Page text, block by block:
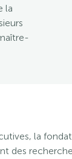
la
la
des